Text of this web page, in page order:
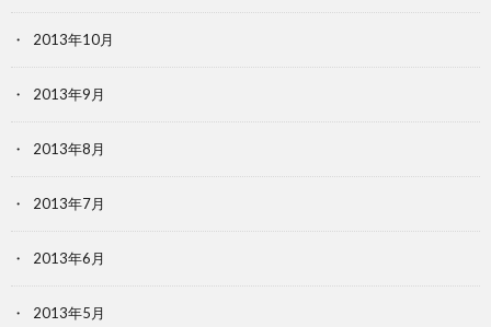
2013年10月
2013年9月
2013年8月
2013年7月
2013年6月
2013年5月